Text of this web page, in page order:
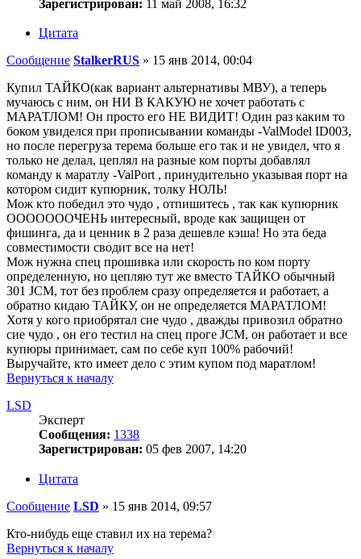
Зарегистрирован: 11 май 2008, 16:32
Цитата
Сообщение StalkerRUS » 15 янв 2014, 00:04
Купил ТАЙКО(как вариант альтернативы МВУ), а теперь
мучаюсь с ним, он НИ В КАКУЮ не хочет работать с
МАРАТЛОМ! Он просто его НЕ ВИДИТ! Один раз каким то
боком увиделся при прописывании команды -ValModel ID003,
но после перегруза терема больше его так и не увидел, что я
только не делал, цеплял на разные ком порты добавлял
команду к маратлу -ValPort , принудительно указывая порт на
котором сидит купюрник, толку НОЛЬ!
Мож кто победил это чудо , отпишитесь , так как купюрник
ОООООООЧЕНЬ интересный, вроде как защищен от
фишинга, да и ценник в 2 раза дешевле кэша! Но эта беда
совместимости сводит все на нет!
Мож нужна спец прошивка или скорость по ком порту
определенную, но цепляю тут же вместо ТАЙКО обычный
301 JCM, тот без проблем сразу определяется и работает, а
обратно кидаю ТАЙКУ, он не определяется МАРАТЛОМ!
Хотя у кого приобрятал сие чудо , дважды привозил обратно
сие чудо , он его тестил на спец проге JCM, он работает и все
купюры принимает, сам по себе куп 100% рабочий!
Выручайте, кто имеет дело с этим купом под маратлом!
Вернуться к началу
LSD
Эксперт
Сообщения: 1338
Зарегистрирован: 05 фев 2007, 14:20
Цитата
Сообщение LSD » 15 янв 2014, 09:57
Кто-нибудь еще ставил их на терема?
Вернуться к началу